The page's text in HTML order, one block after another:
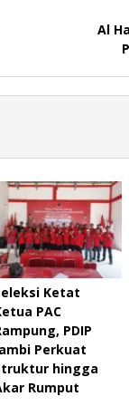
Al
Ketat
PAC
PDIP
Perkuat
hingga
Rumput